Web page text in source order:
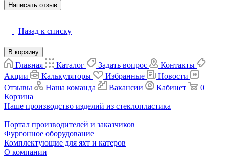
Написать отзыв
Назад к списку
В корзину
Главная Каталог Задать вопрос
Контакты
Акции
Калькуляторы Избранные
Новости
Отзывы
Наша команда Вакансии Кабинет
0
Корзина
Наше производство изделий из стеклопластика
Портал производителей и заказчиков
Фургонное оборудование
Комплектующие для яхт и катеров
О компании